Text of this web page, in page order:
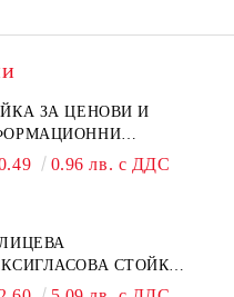
ЗА ЦЕНОВИ И
70 × 40 ММ –
0.96 лв. с ДДС
СТОЙКА
ИДЕАЛНА ЗА QR